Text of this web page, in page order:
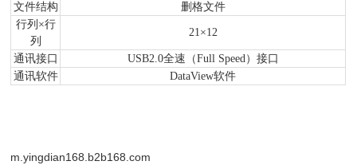
文件结构
删格文件
行列×行
列
21×12
通讯接口
USB2.0全速（Full Speed）接口
通讯软件
DataView软件
m.yingdian168.b2b168.com